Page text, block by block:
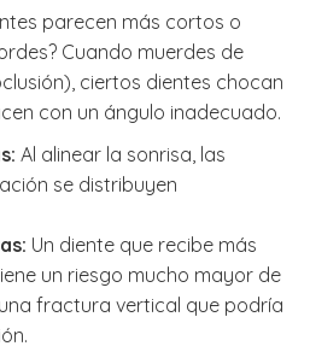
parecen más cortos o
Cuando muerdes de
ciertos dientes chocan
con un ángulo inadecuado.
Al alinear la sonrisa, las
se distribuyen
Un diente que recibe más
un riesgo mucho mayor de
fractura vertical que podría